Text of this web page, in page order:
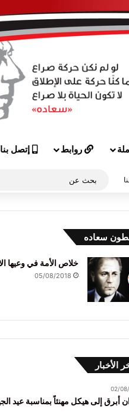
روابط إتصل بنا
سعاده
خلاص الأمة في وعيها
05/08/2018
الأخبار
02/
أبرق إلى هيكل مهنئاً بمناسبة عيد